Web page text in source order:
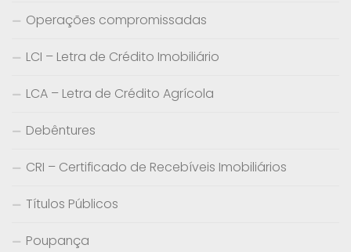
Operações compromissadas
LCI – Letra de Crédito Imobiliário
LCA – Letra de Crédito Agrícola
Debêntures
CRI – Certificado de Recebíveis Imobiliários
Títulos Públicos
Poupança